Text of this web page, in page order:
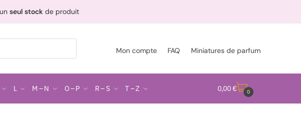
seul stock de produit
Mon compte FAQ Miniatures de parfum
L M – N O – P R – S T – Z 0,00 € 0